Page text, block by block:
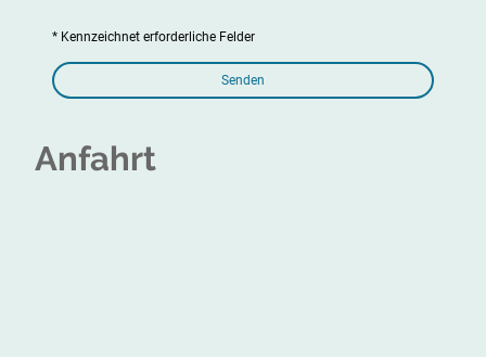
* Kennzeichnet erforderliche Felder
Senden
Anfahrt